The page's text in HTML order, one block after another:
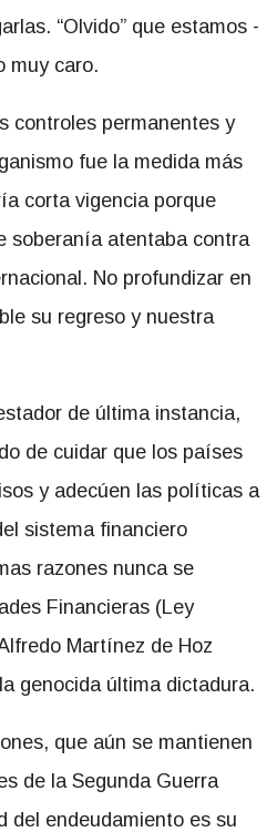
“Olvido” que estamos -
muy caro.
controles permanentes y
fue la medida más
corta vigencia porque
soberanía atentaba contra
No profundizar en
su regreso y nuestra
de última instancia,
de cuidar que los países
y adecúen las políticas a
sistema financiero
razones nunca se
Financieras (Ley
Martínez de Hoz
genocida última dictadura.
que aún se mantienen
de la Segunda Guerra
del endeudamiento es su